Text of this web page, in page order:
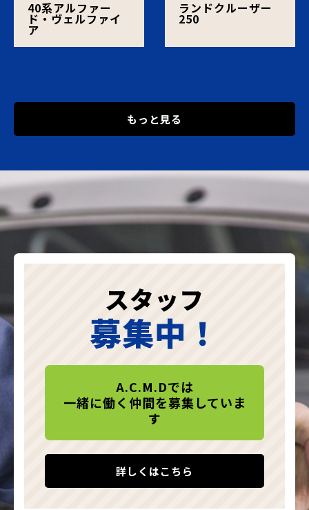
40系アルファー
ド・ヴェルファイ
ア
ランドクルーザー
250
もっと見る
スタッフ
募集中！
A.C.M.Dでは
一緒に働く仲間を募集していま
す
詳しくはこちら